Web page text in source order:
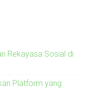
Rekayasa Sosial di
Platform yang